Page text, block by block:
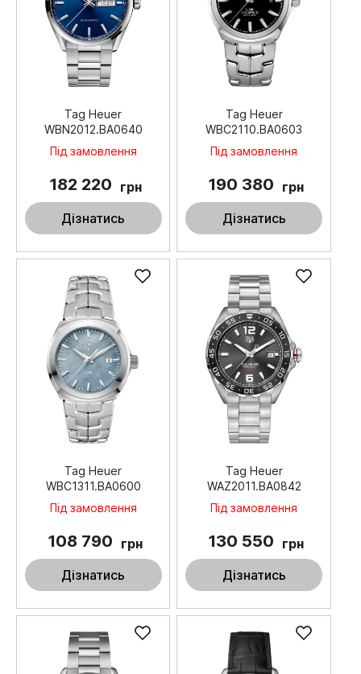
Tag Heuer
WBN2012.BA0640
Під замовлення
182 220 грн
Дізнатись
Tag Heuer
WBC2110.BA0603
Під замовлення
190 380 грн
Дізнатись
Tag Heuer
WBC1311.BA0600
Під замовлення
108 790 грн
Дізнатись
Tag Heuer
WAZ2011.BA0842
Під замовлення
130 550 грн
Дізнатись